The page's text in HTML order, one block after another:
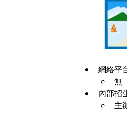
網絡平
無
內部招
主